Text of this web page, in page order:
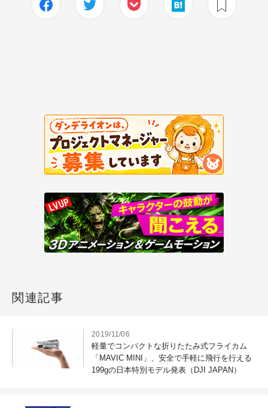
関連記事
2019/11/06
軽量でコンパクトな折りたたみ式フライカム
「MAVIC MINI」、安全で手軽に飛行を行える
199gの日本特別モデル発表（DJI JAPAN）